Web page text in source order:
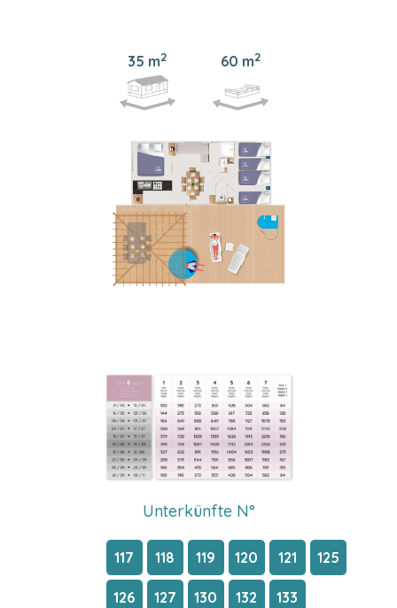
35 m2 60 m2
Unterkünfte N°
117 118 119 120 121 125
126 127 130 132 133